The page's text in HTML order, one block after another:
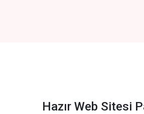
Hazır Web Sitesi